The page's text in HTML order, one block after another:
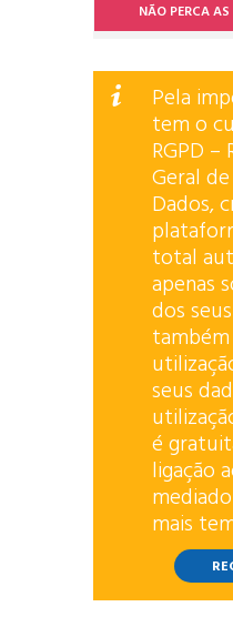
NÃO PERCA
Pela
tem o
RGPD
Geral
Dados,
total
apenas
dos
seus
é
ligação
mais